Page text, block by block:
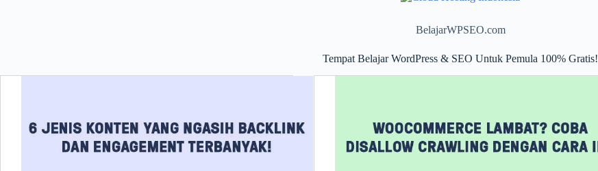
BelajarWPSEO.com
Tempat Belajar WordPress & SEO Untuk Pemula 100% Gratis!